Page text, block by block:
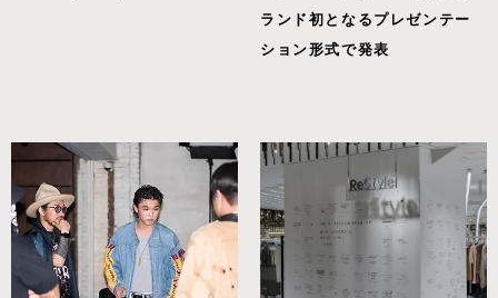
ランド初となるプレゼンテー
ション形式で発表